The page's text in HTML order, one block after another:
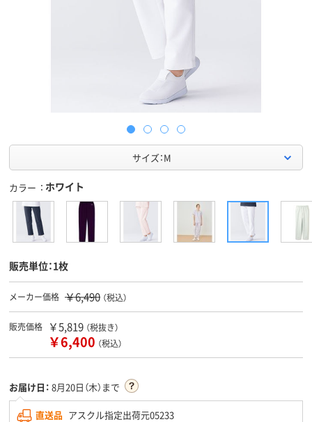
サイズ：M
カラー ホワイト
販売単位：1枚
メーカー価格 ￥6,490 （税込）
販売価格 ￥5,819 （税抜き）
￥6,400 （税込）
お届け日： 8月20日（木）まで
直送品 アスクル指定出荷元05233